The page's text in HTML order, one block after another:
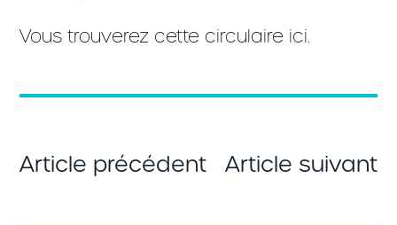
Vous trouverez cette circulaire ici.
Article précédent Article suivant